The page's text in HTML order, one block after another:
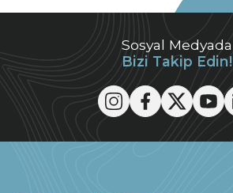
Sosyal Medyada
Bizi Takip Edin!